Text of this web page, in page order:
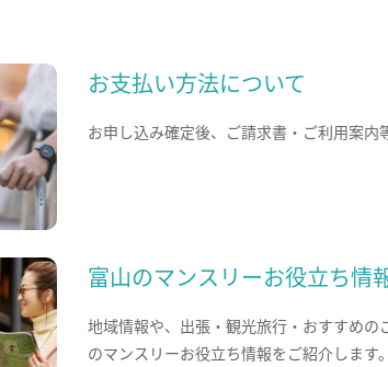
お支払い方法について
お申し込み確定後、ご請求書・ご利用案内
富山のマンスリーお役立ち情
地域情報や、出張・観光旅行・おすすめの
のマンスリーお役立ち情報をご紹介します。